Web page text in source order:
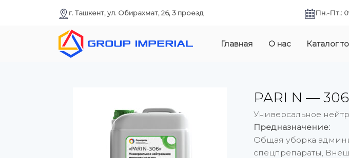
г. Ташкент, ул. Обирахмат, 26, 3 проезд Пн.-Пт.:
Главная О нас Каталог
PARI N — 306
Универсальное
Предназначение:
Общая уборка
спецпрепараты,